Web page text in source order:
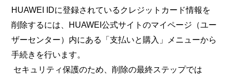
HUAWEI IDに登録されているクレジットカード情報を
削除するには、HUAWEI公式サイトのマイページ（ユー
ザーセンター）内にある「支払いと購入」メニューから
手続きを行います。
セキュリティ保護のため、削除の最終ステップでは